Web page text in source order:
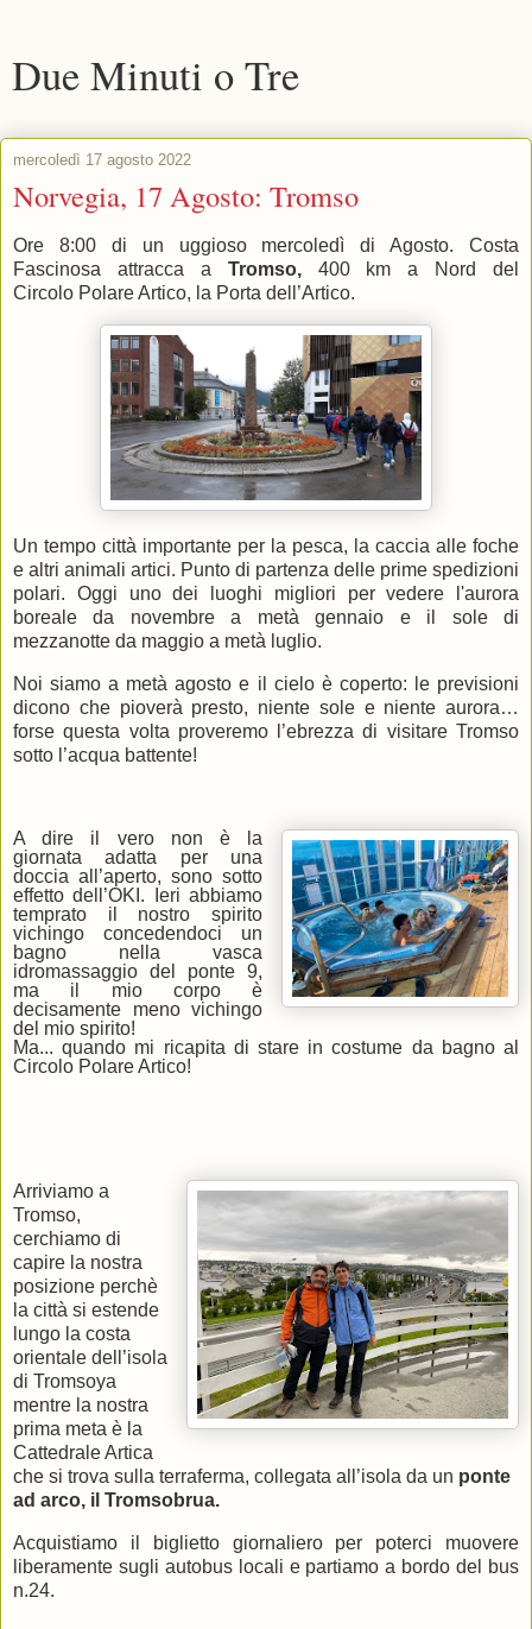
Due Minuti o Tre
mercoledì 17 agosto 2022
Norvegia, 17 Agosto: Tromso
Ore 8:00 di un uggioso mercoledì di Agosto. Costa
Fascinosa attracca a Tromso,400 km a Nord del
Circolo Polare Artico, la Porta dell’Artico.
Un tempo città importante per la pesca, la caccia alle foche
e altri animali artici. Punto di partenza delle prime spedizioni
polari. Oggi uno dei luoghi migliori per vedere l'aurora
boreale da novembre a metà gennaio e il sole di
mezzanotte da maggio a metà luglio.
Noi siamo a metà agosto e il cielo è coperto: le previsioni
dicono che pioverà presto, niente sole e niente aurora…
forse questa volta proveremo l’ebrezza di visitare Tromso
sotto l’acqua battente!
A dire il vero non è la
giornata adatta per una
doccia all’aperto, sono sotto
effetto dell’OKI. Ieri abbiamo
temprato il nostro spirito
vichingo concedendoci un
bagno nella vasca
idromassaggio del ponte 9,
ma il mio corpo è
decisamente meno vichingo
del mio spirito!
Ma... quando mi ricapita di stare in costume da bagno al
Circolo Polare Artico!
Arriviamo a
Tromso,
cerchiamo di
capire la nostra
posizione perchè
la città si estende
lungo la costa
orientale dell’isola
di Tromsoya
mentre la nostra
prima meta è la
Cattedrale Artica
che si trova sulla terraferma, collegata all’isola da un ponte
ad arco, il Tromsobrua.
Acquistiamo il biglietto giornaliero per poterci muovere
liberamente sugli autobus locali e partiamo a bordo del bus
n.24.